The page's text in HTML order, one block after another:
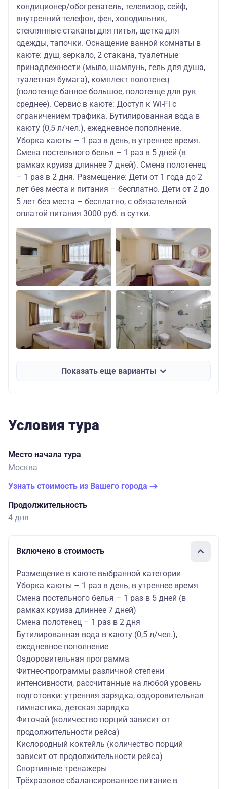
кондиционер/обогреватель, телевизор, сейф,
внутренний телефон, фен, холодильник,
стеклянные стаканы для питья, щетка для
одежды, тапочки. Оснащение ванной комнаты в
каюте: душ, зеркало, 2 стакана, туалетные
принадлежности (мыло, шампунь, гель для душа,
туалетная бумага), комплект полотенец
(полотенце банное большое, полотенце для рук
среднее). Сервис в каюте: Доступ к Wi-Fi с
ограничением трафика. Бутилированная вода в
каюту (0,5 л/чел.), ежедневное пополнение.
Уборка каюты – 1 раз в день, в утреннее время.
Смена постельного белья – 1 раз в 5 дней (в
рамках круиза длиннее 7 дней). Смена полотенец
– 1 раз в 2 дня. Размещение: Дети от 1 года до 2
лет без места и питания – бесплатно. Дети от 2 до
5 лет без места – бесплатно, с обязательной
оплатой питания 3000 руб. в сутки.
Показать еще варианты
Условия тура
Место начала тура
Москва
Узнать стоимость из Вашего города
Продолжительность
4 дня
Включено в стоимость
Размещение в каюте выбранной категории
Уборка каюты – 1 раз в день, в утреннее время
Смена постельного белья – 1 раз в 5 дней (в
рамках круиза длиннее 7 дней)
Смена полотенец – 1 раз в 2 дня
Бутилированная вода в каюту (0,5 л/чел.),
ежедневное пополнение
Оздоровительная программа
Фитнес-программы различной степени
интенсивности, рассчитанные на любой уровень
подготовки: утренняя зарядка, оздоровительная
гимнастика, детская зарядка
Фиточай (количество порций зависит от
продолжительности рейса)
Кислородный коктейль (количество порций
зависит от продолжительности рейса)
Спортивные тренажеры
Трёхразовое сбалансированное питание в